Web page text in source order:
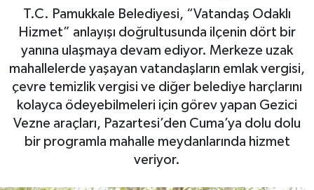
T.C. Pamukkale Belediyesi, “Vatandaş Odaklı
Hizmet” anlayışı doğrultusunda ilçenin dört bir
yanına ulaşmaya devam ediyor. Merkeze uzak
mahallelerde yaşayan vatandaşların emlak vergisi,
çevre temizlik vergisi ve diğer belediye harçlarını
kolayca ödeyebilmeleri için görev yapan Gezici
Vezne araçları, Pazartesi’den Cuma’ya dolu dolu
bir programla mahalle meydanlarında hizmet
veriyor.
Haber Arşivi